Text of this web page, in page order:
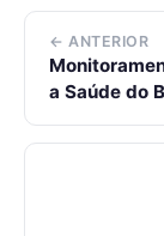
← ANTERIOR
a Saúde do